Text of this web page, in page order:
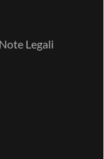
Note Legali